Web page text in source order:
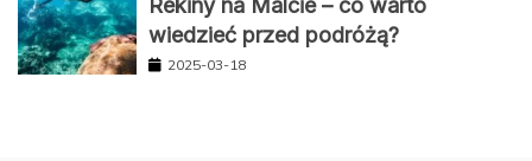
Rekiny na Malcie – co warto
wiedzieć przed podróżą?
2025-03-18